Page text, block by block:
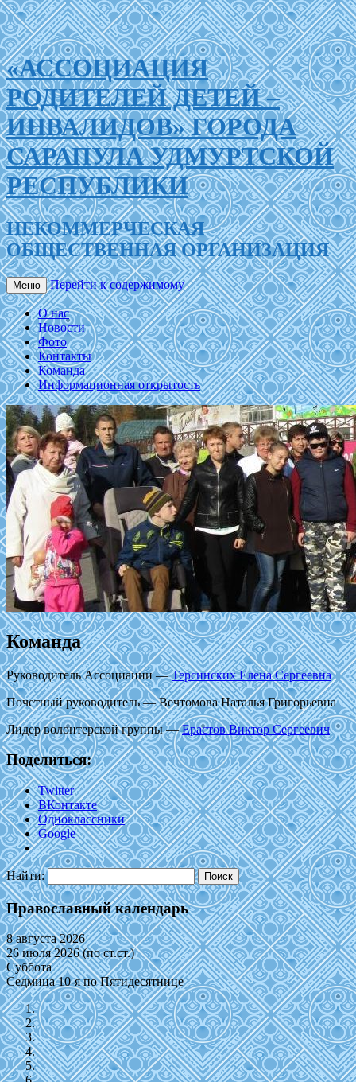
«АССОЦИАЦИЯ
РОДИТЕЛЕЙ ДЕТЕЙ –
ИНВАЛИДОВ» ГОРОДА
САРАПУЛА УДМУРТСКОЙ
РЕСПУБЛИКИ
НЕКОММЕРЧЕСКАЯ
ОБЩЕСТВЕННАЯ ОРГАНИЗАЦИЯ
Меню Перейти к содержимому
О нас
Новости
Фото
Контакты
Команда
Информационная открытость
Команда
Руководитель Ассоциации —Терсинских Елена Сергеевна
Почетный руководитель — Вечтомова Наталья Григорьевна
Лидер волонтерской группы —Ерастов Виктор Сергеевич
Поделиться:
Twitter
ВКонтакте
Одноклассники
Google
Найти:
Православный календарь
8 августа 2026
26 июля 2026 (по ст.ст.)
Суббота
Седмица 10-я по Пятидесятнице